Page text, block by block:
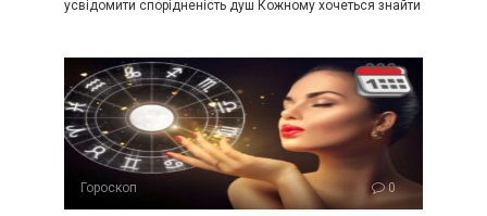
усвідомити спорідненість душ Кожному хочеться знайти
Гороскоп 0